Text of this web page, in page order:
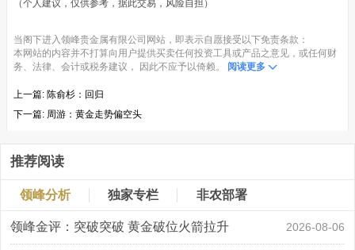
（个人建议，仅供参考，据此交易，风险自担）
当阁下进入领峰贵金属有限公司网站，即表示自愿接受以下免责条款：
本网站的内容并不打算向用户提供买卖任何投资工具或产品之意见，或任何财
务、法律、会计或税务建议， 因此不应予以倚赖。
阅读更多
上一篇: 陈俞杉：回归
下一篇: 周游：黄金走势偏空头
推荐阅读
领峰分析 独家专栏 非农部署
领峰金评：突破突破 黄金破位火箭拉升 2026-08-06